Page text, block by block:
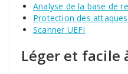
Analyse de la base de
Protection des
Scanner UEFI
Léger et facile